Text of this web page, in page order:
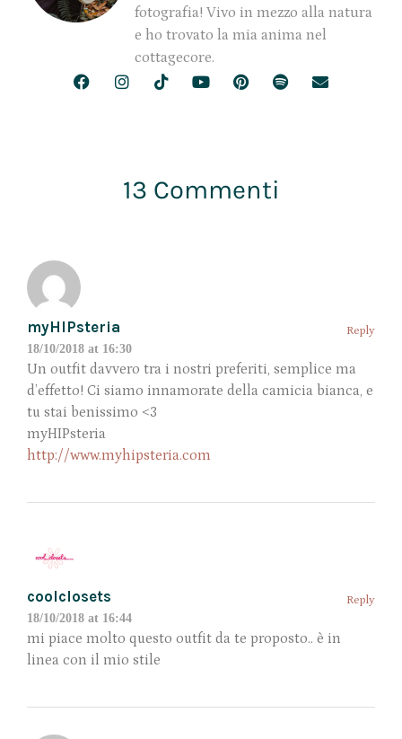
fotografia! Vivo in mezzo alla natura
e ho trovato la mia anima nel
cottagecore.
13 Commenti
myHIPsteria
18/10/2018 at 16:30
Reply
Un outfit davvero tra i nostri preferiti, semplice ma
d’effetto! Ci siamo innamorate della camicia bianca, e
tu stai benissimo <3
myHIPsteria
http://www.myhipsteria.com
coolclosets
18/10/2018 at 16:44
Reply
mi piace molto questo outfit da te proposto.. è in
linea con il mio stile